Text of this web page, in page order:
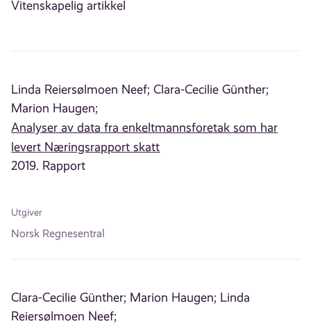
Vitenskapelig artikkel
Linda Reiersølmoen Neef; Clara-Cecilie Günther;
Marion Haugen;
Analyser av data fra enkeltmannsforetak som har
levert Næringsrapport skatt
2019. Rapport
Utgiver
Norsk Regnesentral
Clara-Cecilie Günther; Marion Haugen; Linda
Reiersølmoen Neef;